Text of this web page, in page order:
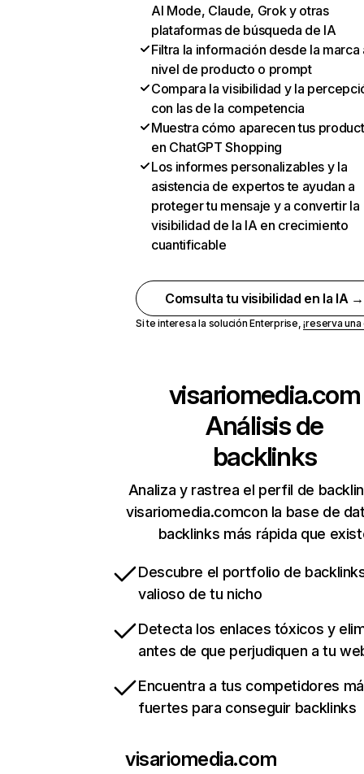
AI Mode, Claude, Grok y otras
plataformas de búsqueda de IA
Filtra la información desde la marca
nivel de producto o prompt
Compara la visibilidad y la
con las de la competencia
Muestra cómo aparecen tus
en ChatGPT Shopping
Los informes personalizables y la
asistencia de expertos te ayudan a
proteger tu mensaje y a convertir la
visibilidad de la IA en crecimiento
cuantificable
Comsulta tu visibilidad en la IA →
Si te interesa la solución Enterprise,¡reserva
visariomedia.com
Análisis de
backlinks
Analiza y rastrea el perfil de
visariomedia.comcon la base de
backlinks más rápida que
Descubre el portfolio de
valioso de tu nicho
Detecta los enlaces tóxicos y
antes de que perjudiquen a tu
Encuentra a tus competidores
fuertes para conseguir backlinks
visariomedia.com